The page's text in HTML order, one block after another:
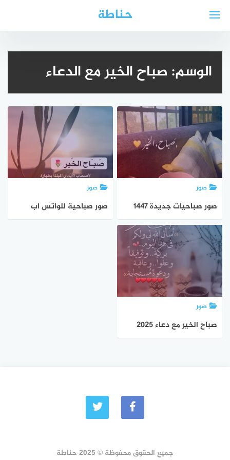
حناطة
الوسم: صباح الخير مع الدعاء
صور
صور صباحيات جديدة 1447
صور
صور صباحية للواتس اب
صور
صباح الخير مع دعاء 2025
جميع الحقوق محفوظة © 2025 حناطة